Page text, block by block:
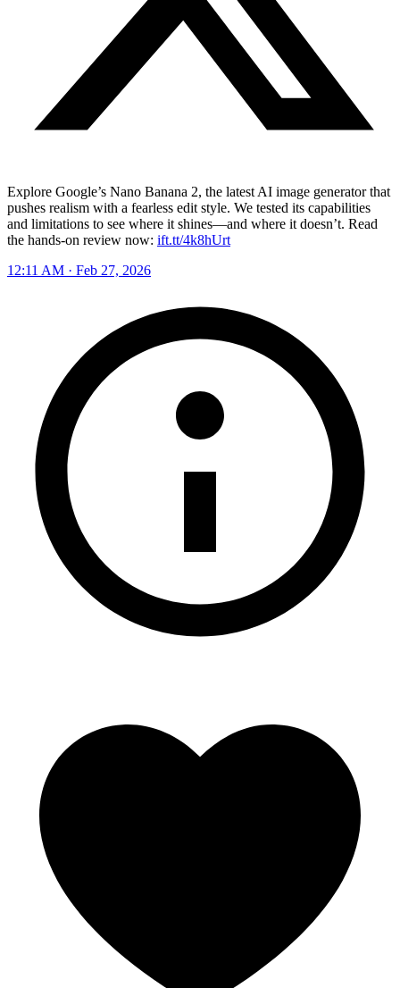
Explore Google’s Nano Banana 2, the latest AI image generator that
pushes realism with a fearless edit style. We tested its capabilities
and limitations to see where it shines—and where it doesn’t. Read
the hands-on review now: ift.tt/4k8hUrt
12:11 AM · Feb 27, 2026